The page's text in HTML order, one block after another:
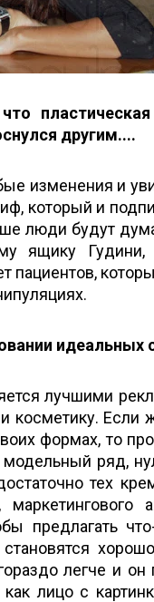
пластическая
другим....
изменения и
который и
люди будут
ящику
пациентов,
идеальных
лучшими
Если
формах, то
ряд,
тех
предлагать
легче и он
лицо с